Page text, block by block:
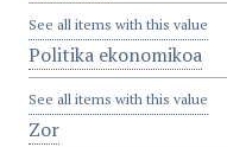
See all items with this value
Politika ekonomikoa
See all items with this value
Zor